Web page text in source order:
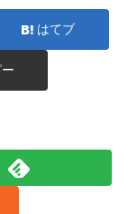
はてブ